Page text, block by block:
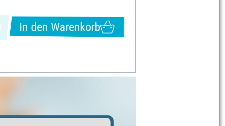
In den Warenkorb